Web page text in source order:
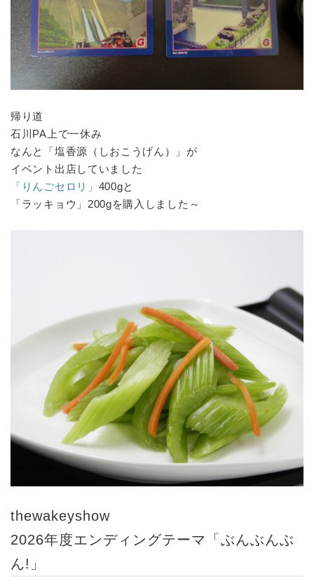
帰り道
石川PA上で一休み
なんと「塩香源（しおこうげん）」が
イベント出店していました
「りんごセロリ」 400gと
「ラッキョウ」200gを購入しました～
thewakeyshow
2026年度エンディングテーマ「ぶんぶんぶ
ん!」